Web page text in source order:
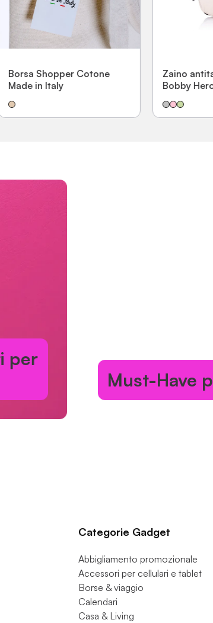
Borsa Shopper Cotone
Made in Italy
Zaino
Bobby
per
Must-Have
Categorie Gadget
Abbigliamento promozionale
Accessori per cellulari e tablet
Borse & viaggio
Calendari
Casa & Living